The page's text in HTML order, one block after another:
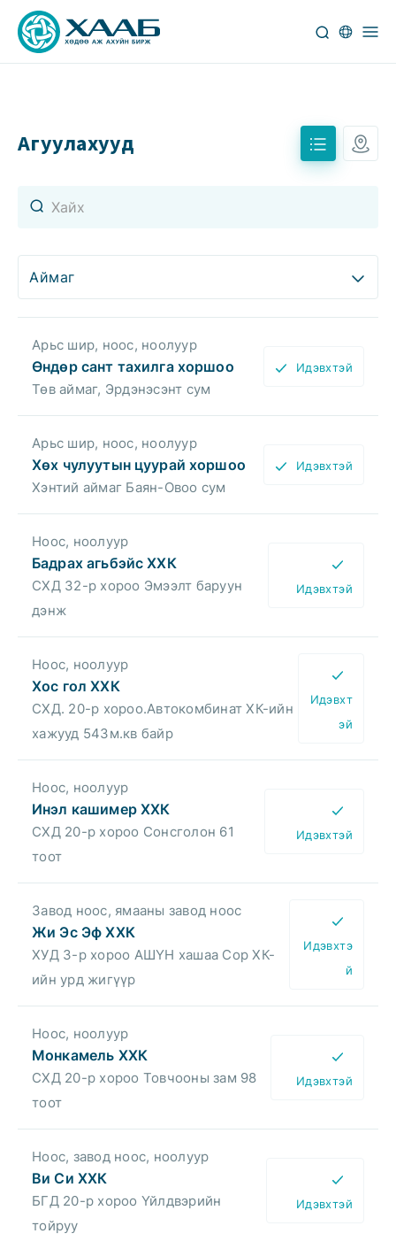
Агуулахууд
Аймаг
Арьс шир, ноос, ноолуур
Өндөр сант тахилга хоршоо
Төв аймаг, Эрдэнэсэнт сум
Идэвхтэй
Арьс шир, ноос, ноолуур
Хөх чулуутын цуурай хоршоо
Хэнтий аймаг Баян-Овоо сум
Идэвхтэй
Ноос, ноолуур
Бадрах агьбэйс ХХК
СХД 32-р хороо Эмээлт баруун
дэнж
Идэвхтэй
Ноос, ноолуур
Хос гол ХХК
СХД. 20-р хороо.Автокомбинат ХК-ийн
хажууд 543м.кв байр
Идэвхт
эй
Ноос, ноолуур
Инэл кашимер ХХК
СХД 20-р хороо Сонсголон 61
тоот
Идэвхтэй
Завод ноос, ямааны завод ноос
Жи Эс Эф ХХК
ХУД 3-р хороо АШҮН хашаа Сор ХК-
ийн урд жигүүр
Идэвхтэ
й
Ноос, ноолуур
Монкамель ХХК
СХД 20-р хороо Товчооны зам 98
тоот
Идэвхтэй
Ноос, завод ноос, ноолуур
Ви Си ХХК
БГД 20-р хороо Үйлдвэрийн
тойруу
Идэвхтэй